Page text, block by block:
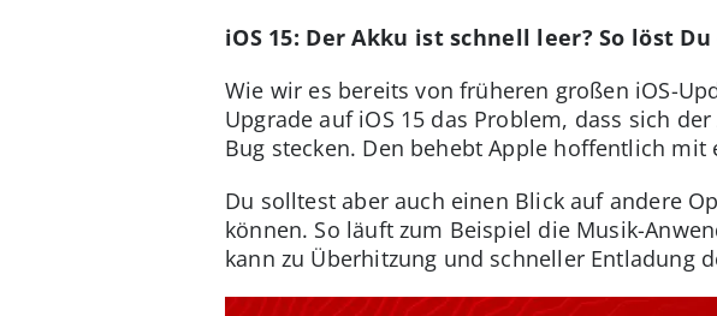
iOS 15: Der Akku ist schnell leer? So löst
Wie wir es bereits von früheren großen iOS-
Upgrade auf iOS 15 das Problem, dass sich
Bug stecken. Den behebt Apple hoffentlich
Du solltest aber auch einen Blick auf andere
können. So läuft zum Beispiel die Musik-
kann zu Überhitzung und schneller Entladung